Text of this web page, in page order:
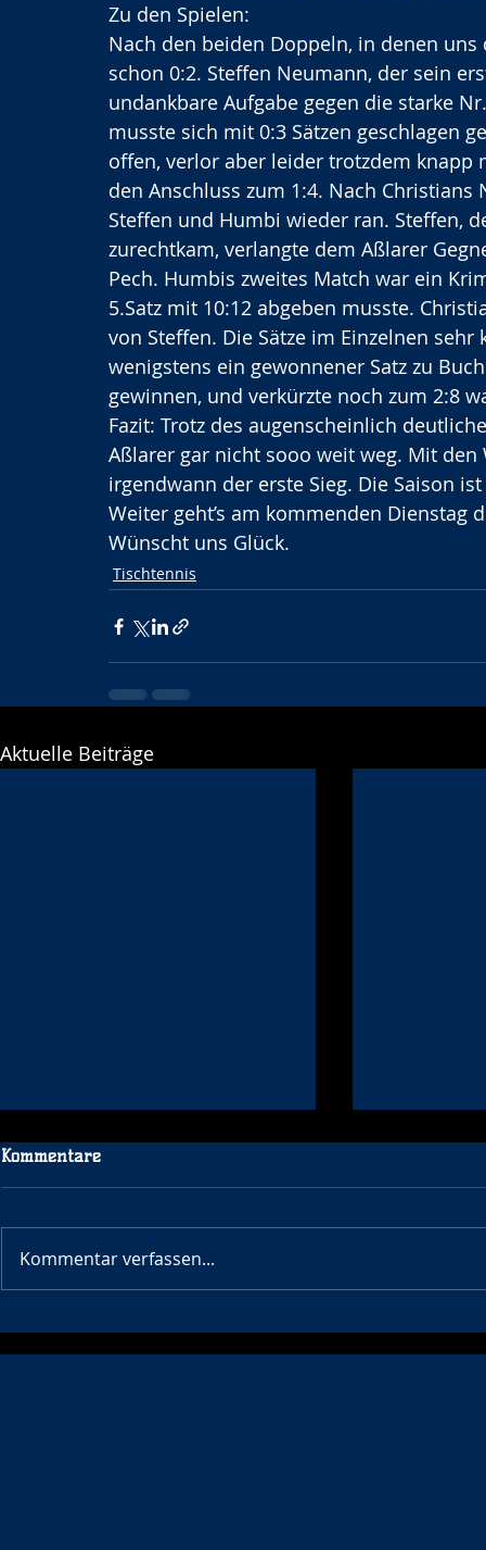
Zu den Spielen:
Nach den beiden Doppeln, in denen
schon 0:2. Steffen Neumann, der sein
undankbare Aufgabe gegen die starke
musste sich mit 0:3 Sätzen geschlagen
offen, verlor aber leider trotzdem knapp
den Anschluss zum 1:4. Nach
Steffen und Humbi wieder ran. Steffen,
zurechtkam, verlangte dem Aßlarer
Pech. Humbis zweites Match war ein
5.Satz mit 10:12 abgeben musste.
von Steffen. Die Sätze im Einzelnen
wenigstens ein gewonnener Satz zu
gewinnen, und verkürzte noch zum 2:8
Fazit: Trotz des augenscheinlich
Aßlarer gar nicht sooo weit weg. Mit
irgendwann der erste Sieg. Die Saison
Weiter geht’s am kommenden Dienstag
Wünscht uns Glück.
Tischtennis
Aktuelle Beiträge
Kommentare
Kommentar verfassen...